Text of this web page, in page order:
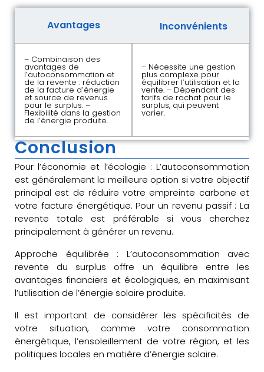
Avantages Inconvénients
– Combinaison des
avantages de
l’autoconsommation et
de la revente : réduction
de la facture d’énergie
et source de revenus
pour le surplus. –
Flexibilité dans la gestion
de l’énergie produite.
– Nécessite une gestion
plus complexe pour
équilibrer l’utilisation et la
vente. – Dépendant des
tarifs de rachat pour le
surplus, qui peuvent
varier.
Conclusion
Pour l’économie et l’écologie : L’autoconsommation
est généralement la meilleure option si votre objectif
principal est de réduire votre empreinte carbone et
votre facture énergétique. Pour un revenu passif : La
revente totale est préférable si vous cherchez
principalement à générer un revenu.
Approche équilibrée : L’autoconsommation avec
revente du surplus offre un équilibre entre les
avantages financiers et écologiques, en maximisant
l’utilisation de l’énergie solaire produite.
Il est important de considérer les spécificités de
votre situation, comme votre consommation
énergétique, l’ensoleillement de votre région, et les
politiques locales en matière d’énergie solaire.